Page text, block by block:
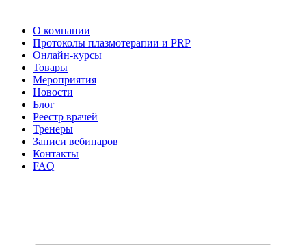
О компании
Протоколы плазмотерапии и PRP
Онлайн-курсы
Товары
Мероприятия
Новости
Блог
Реестр врачей
Тренеры
Записи вебинаров
Контакты
FAQ